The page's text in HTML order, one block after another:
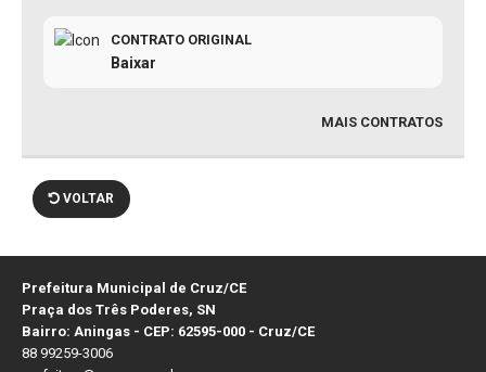
CONTRATO ORIGINAL
Baixar
MAIS CONTRATOS
VOLTAR
Prefeitura Municipal de Cruz/CE
Praça dos Três Poderes, SN
Bairro: Aningas - CEP: 62595-000 - Cruz/CE
88 99259-3006